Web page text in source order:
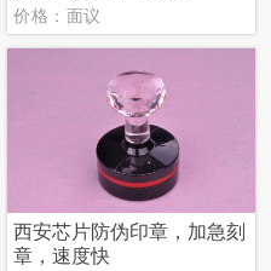
价格：面议
西安芯片防伪印章，加急刻
章，速度快